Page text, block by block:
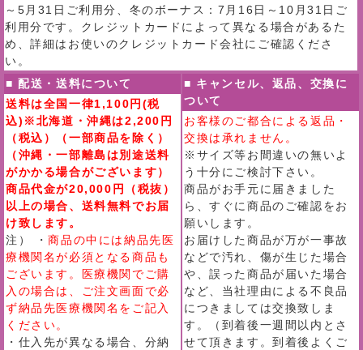
～5月31日ご利用分、冬のボーナス：7月16日～10月31日ご
利用分です。クレジットカードによって異なる場合があるた
め、詳細はお使いのクレジットカード会社にご確認くださ
い。
■ 配送・送料について
送料は全国一律1,100円(税
込)※北海道・沖縄は2,200円
（税込）（一部商品を除く）
（沖縄・一部離島は別途送料
がかかる場合がございます）
商品代金が20,000円（税抜）
以上の場合、送料無料でお届
け致します。
注） ・商品の中には納品先医
療機関名が必須となる商品も
ございます。医療機関でご購
入の場合は、ご注文画面で必
ず納品先医療機関名をご記入
ください。
・仕入先が異なる場合、分納
■ キャンセル、返品、交換に
ついて
お客様のご都合による返品・
交換は承れません。
※サイズ等お間違いの無いよ
う十分にご検討下さい。
商品がお手元に届きました
ら、すぐに商品のご確認をお
願いします。
お届けした商品が万が一事故
などで汚れ、傷が生じた場合
や、誤った商品が届いた場合
など、当社理由による不良品
につきましては交換致しま
す。（到着後一週間以内とさ
せて頂きます。到着後よくご